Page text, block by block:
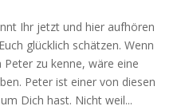
Ihr jetzt und hier aufhören
glücklich schätzen. Wenn
zu kenne, wäre eine
Peter ist einer von diesen
Dich hast. Nicht weil...